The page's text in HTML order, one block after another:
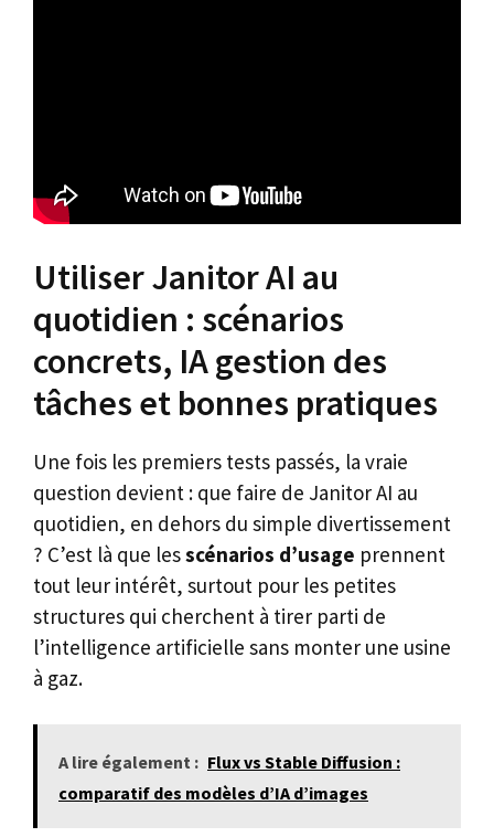
Utiliser Janitor AI au
quotidien : scénarios
concrets, IA gestion des
tâches et bonnes pratiques
Une fois les premiers tests passés, la vraie
question devient : que faire de Janitor AI au
quotidien, en dehors du simple divertissement
? C’est là que lesscénarios d’usage prennent
tout leur intérêt, surtout pour les petites
structures qui cherchent à tirer parti de
l’intelligence artificielle sans monter une usine
à gaz.
A lire également : Flux vs Stable Diffusion :
comparatif des modèles d’IA d’images